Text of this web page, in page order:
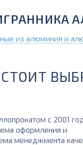
из алюминия и
с 2001
оформления и
менеджмента